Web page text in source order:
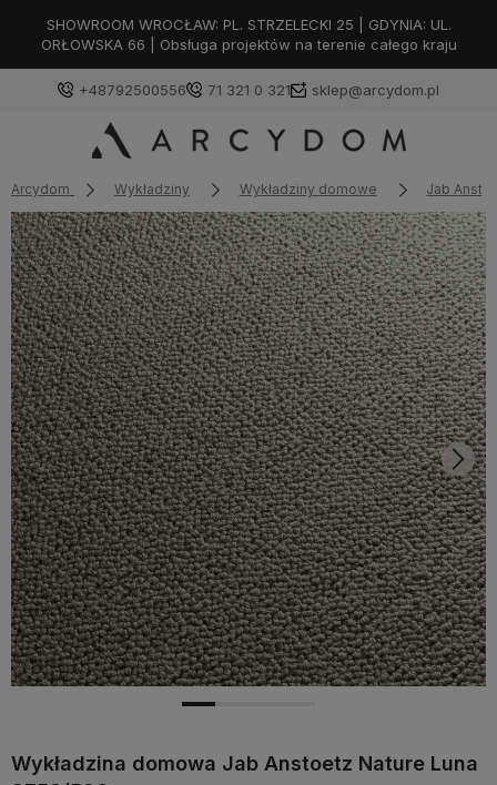
SHOWROOM WROCŁAW: PL. STRZELECKI 25 | GDYNIA: UL.
ORŁOWSKA 66 | Obsługa projektów na terenie całego kraju
+48792500556 71 321 0 321 sklep@arcydom.pl
Arcydom Wykładziny Wykładziny domowe Jab
Wykładzina domowa Jab Anstoetz Nature Luna